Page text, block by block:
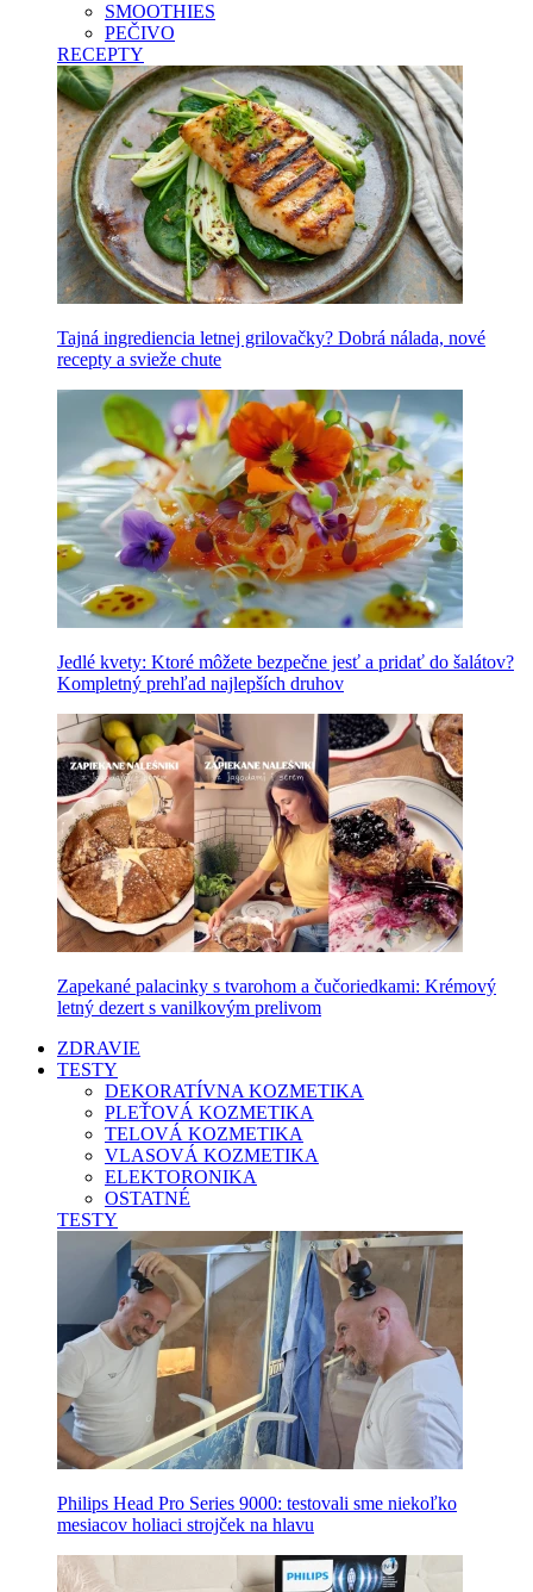
SMOOTHIES
PEČIVO
RECEPTY
Tajná ingrediencia letnej grilovačky? Dobrá nálada, nové
recepty a svieže chute
Jedlé kvety: Ktoré môžete bezpečne jesť a pridať do šalátov?
Kompletný prehľad najlepších druhov
Zapekané palacinky s tvarohom a čučoriedkami: Krémový
letný dezert s vanilkovým prelivom
ZDRAVIE
TESTY
DEKORATÍVNA KOZMETIKA
PLEŤOVÁ KOZMETIKA
TELOVÁ KOZMETIKA
VLASOVÁ KOZMETIKA
ELEKTORONIKA
OSTATNÉ
TESTY
Philips Head Pro Series 9000: testovali sme niekoľko
mesiacov holiaci strojček na hlavu